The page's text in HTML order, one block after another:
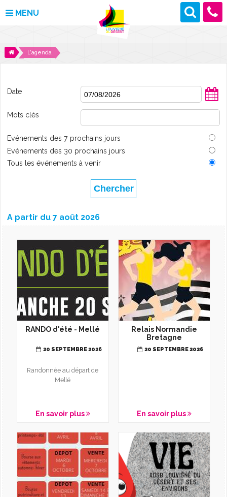
MENU
MAIRIE
DÉCOUVRIR LOUVIGNÉ
CULTURE ET LOISIRS
ENFANCE ET JEUNESSE
ACTUALITÉS
L'AGENDA
L'agenda
Date
Mots clés
Evénements des 7 prochains jours
Evénements des 30 prochains jours
Tous les événements à venir
A partir du 7 août 2026
RANDO d'été - Mellé
20 SEPTEMBRE 2026
Randonnée au départ de
Mellé
En savoir plus
Relais Normandie
Bretagne
20 SEPTEMBRE 2026
En savoir plus